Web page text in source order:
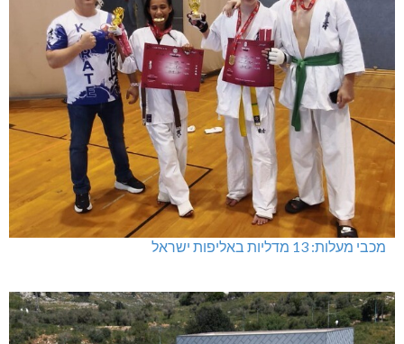
מכבי מעלות: 13 מדליות באליפות ישראל